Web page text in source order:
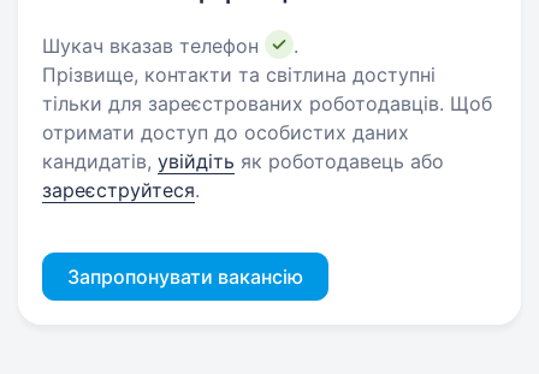
Шукач вказав телефон
.
Прізвище, контакти та світлина доступні
тільки для зареєстрованих роботодавців. Щоб
отримати доступ до особистих даних
кандидатів, увійдіть як роботодавець або
зареєструйтеся.
Запропонувати вакансію